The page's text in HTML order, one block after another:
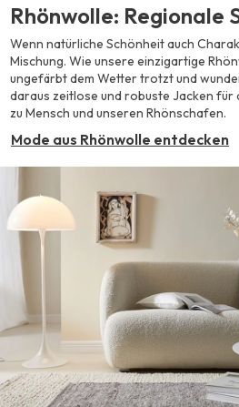
Rhönwolle: Regionale
Wenn natürliche Schönheit auch
Mischung. Wie unsere einzigartige
ungefärbt dem Wetter trotzt und
daraus zeitlose und robuste Jacken für
zu Mensch und unseren Rhönschafen.
Mode aus Rhönwolle entdecken